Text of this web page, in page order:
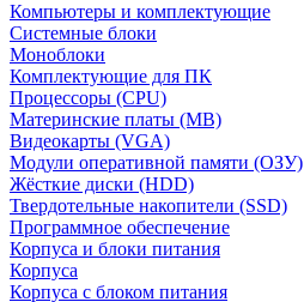
Компьютеры и комплектующие
Системные блоки
Моноблоки
Комплектующие для ПК
Процессоры (CPU)
Материнские платы (MB)
Видеокарты (VGA)
Модули оперативной памяти (ОЗУ)
Жёсткие диски (HDD)
Твердотельные накопители (SSD)
Программное обеспечение
Корпуса и блоки питания
Корпуса
Корпуса с блоком питания